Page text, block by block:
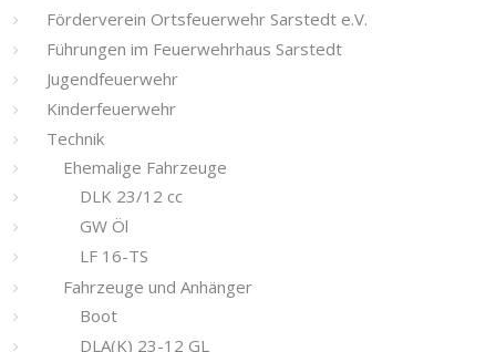
Förderverein Ortsfeuerwehr Sarstedt e.V.
Führungen im Feuerwehrhaus Sarstedt
Jugendfeuerwehr
Kinderfeuerwehr
Technik
Ehemalige Fahrzeuge
DLK 23/12 cc
GW Öl
LF 16-TS
Fahrzeuge und Anhänger
Boot
DLA(K) 23-12 GL